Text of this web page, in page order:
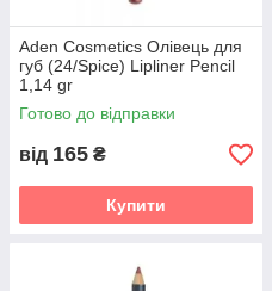
Aden Cosmetics Олівець для
губ (24/Spice) Lipliner Pencil
1,14 gr
Готово до відправки
від 165 ₴
Купити